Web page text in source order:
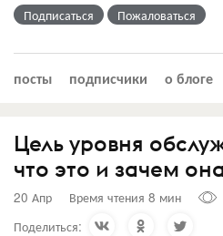
Подписаться Пожаловаться
посты подписчики о блоге
Цель уровня
что это и зачем
20 Апр Время чтения 8 мин
Поделиться: